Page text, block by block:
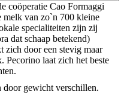
coöperatie Cao Formaggi
melk van zo`n 700 kleine
specialiteiten zijn zij
dat schaap betekend)
zich door een stevig maar
Pecorino laat zich het beste
gewicht verschillen.